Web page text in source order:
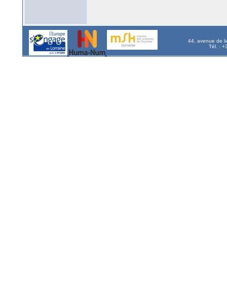
44, avenue de
Tél. :